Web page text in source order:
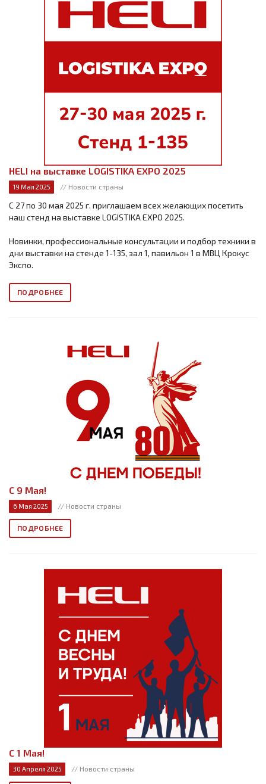
HELI на выставке LOGISTIKA EXPO 2025
19 Мая 2025 // Новости страны
С 27 по 30 мая 2025 г. приглашаем всех желающих посетить
наш стенд на выставке LOGISTIKA EXPO 2025.
Новинки, профессиональные консультации и подбор техники в
дни выставки на стенде 1-135, зал 1, павильон 1 в МВЦ Крокус
Экспо.
ПОДРОБНЕЕ
С 9 Мая!
6 Мая 2025 // Новости страны
ПОДРОБНЕЕ
С 1 Мая!
30 Апреля 2025 // Новости страны